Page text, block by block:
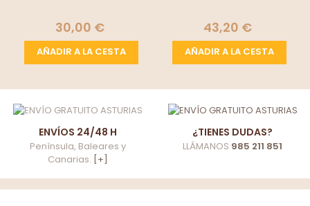
30,00 €
AÑADIR A LA CESTA
43,20 €
AÑADIR A LA CESTA
ENVÍOS 24/48 H
Península, Baleares y
Canarias. [+]
¿TIENES DUDAS?
LLÁMANOS 985 211 851